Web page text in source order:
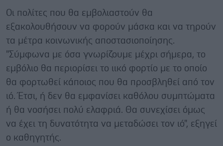
Οι πολίτες που θα εμβολιαστούν θα
εξακολουθήσουν να φορούν μάσκα και να τηρούν
τα μέτρα κοινωνικής αποστασιοποίησης.
"Σύμφωνα με όσα γνωρίζουμε μέχρι σήμερα, το
εμβόλιο θα περιορίσει το ιικό φορτίο με το οποίο
θα φορτωθεί κάποιος που θα προσβληθεί από τον
ιό. Έτσι, ή δεν θα εμφανίσει καθόλου συμπτώματα
ή θα νοσήσει πολύ ελαφριά. Θα συνεχίσει όμως
να έχει τη δυνατότητα να μεταδώσει τον ιό", εξηγεί
ο καθηγητής.